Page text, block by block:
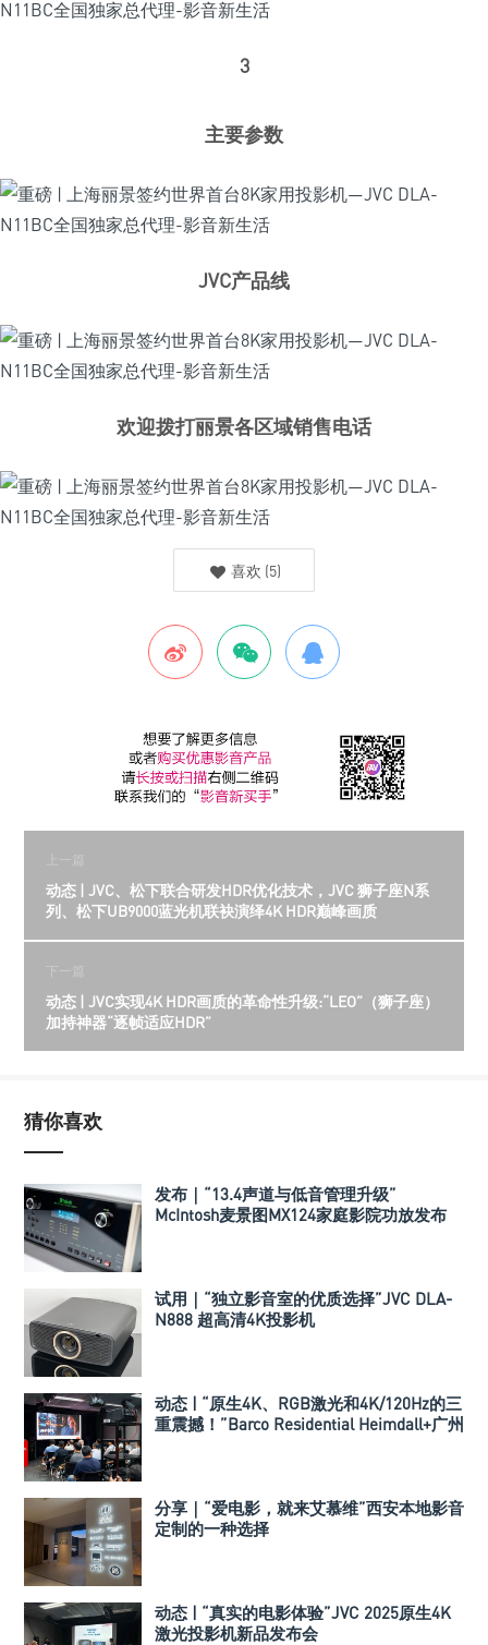
3
主要参数
JVC产品线
欢迎拨打丽景各区域销售电话
喜欢 (5)
上一篇
动态 | JVC、松下联合研发HDR优化技术，JVC 狮子座N系
列、松下UB9000蓝光机联袂演绎4K HDR巅峰画质
下一篇
动态 | JVC实现4K HDR画质的革命性升级:“LEO”（狮子座）
加持神器“逐帧适应HDR”
猜你喜欢
发布｜“13.4声道与低音管理升级”
McIntosh麦景图MX124家庭影院功放发布
试用｜“独立影音室的优质选择”JVC DLA-
N888 超高清4K投影机
动态 | “原生4K、RGB激光和4K/120Hz的三
重震撼！”Barco Residential Heimdall+广州
分享｜“爱电影，就来艾慕维”西安本地影音
定制的一种选择
动态 | “真实的电影体验”JVC 2025原生4K
激光投影机新品发布会